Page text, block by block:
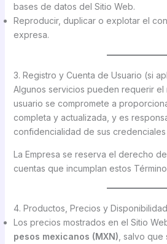
bases de datos del Sitio Web.
Reproducir, duplicar o explotar el
expresa.
3. Registro y Cuenta de Usuario (si
Algunos servicios pueden requerir el
usuario se compromete a
completa y actualizada, y es
confidencialidad de sus
La Empresa se reserva el derecho
cuentas que incumplan estos
4. Productos, Precios y Disponibilidad
Los precios mostrados en el Sitio
pesos mexicanos (MXN) , salvo